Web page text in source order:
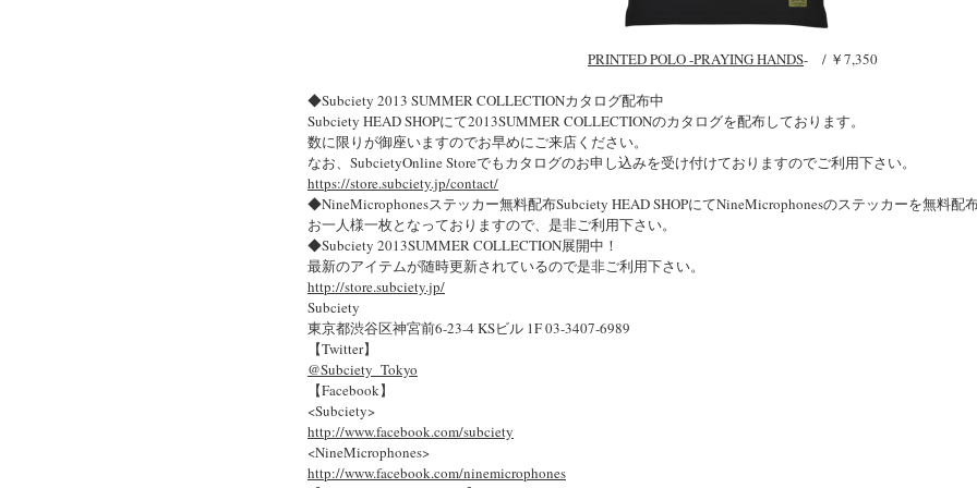
PRINTED POLO -PRAYING HANDS- / ￥7,350
◆Subciety 2013 SUMMER COLLECTIONカタログ配布中
Subciety HEAD SHOPにて2013SUMMER COLLECTIONのカタログを配布しております。
数に限りが御座いますのでお早めにご来店ください。
なお、SubcietyOnline Storeでもカタログのお申し込みを受け付けておりますのでご利用下さい。
https://store.subciety.jp/contact/
◆NineMicrophonesステッカー無料配布Subciety HEAD SHOPにてNineMicrophonesのステッカーを無料配
お一人様一枚となっておりますので、是非ご利用下さい。
◆Subciety 2013SUMMER COLLECTION展開中！
最新のアイテムが随時更新されているので是非ご利用下さい。
http://store.subciety.jp/
Subciety
東京都渋谷区神宮前6-23-4 KSビル 1F 03-3407-6989
【Twitter】
@Subciety_Tokyo
【Facebook】
<Subciety>
http://www.facebook.com/subciety
<NineMicrophones>
http://www.facebook.com/ninemicrophones